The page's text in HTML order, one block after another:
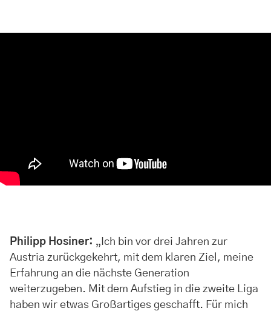
Philipp Hosiner: „Ich bin vor drei Jahren zur
Austria zurückgekehrt, mit dem klaren Ziel, meine
Erfahrung an die nächste Generation
weiterzugeben. Mit dem Aufstieg in die zweite Liga
haben wir etwas Großartiges geschafft. Für mich